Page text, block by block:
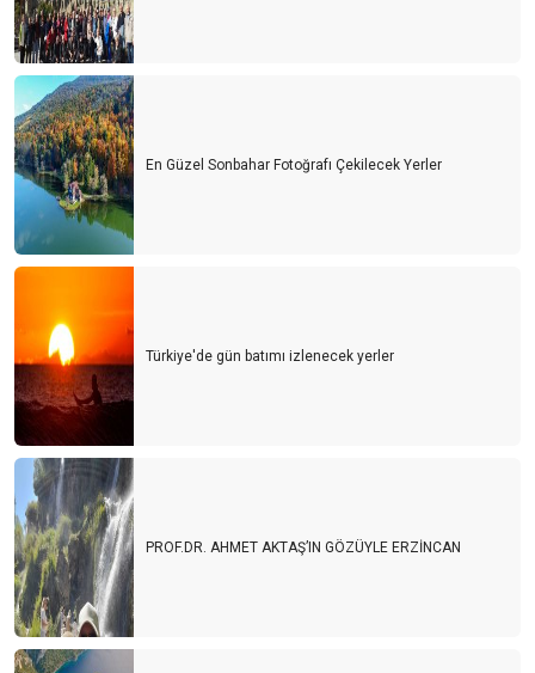
En Güzel Sonbahar Fotoğrafı Çekilecek Yerler
Türkiye'de gün batımı izlenecek yerler
PROF.DR. AHMET AKTAŞ’IN GÖZÜYLE ERZİNCAN